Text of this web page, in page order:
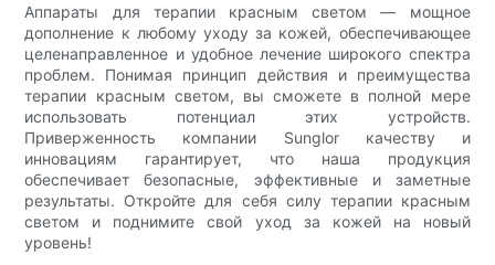
Аппараты для терапии красным светом — мощное
дополнение к любому уходу за кожей, обеспечивающее
целенаправленное и удобное лечение широкого спектра
проблем. Понимая принцип действия и преимущества
терапии красным светом, вы сможете в полной мере
использовать потенциал этих устройств.
Приверженность компании Sunglor качеству и
инновациям гарантирует, что наша продукция
обеспечивает безопасные, эффективные и заметные
результаты. Откройте для себя силу терапии красным
светом и поднимите свой уход за кожей на новый
уровень!